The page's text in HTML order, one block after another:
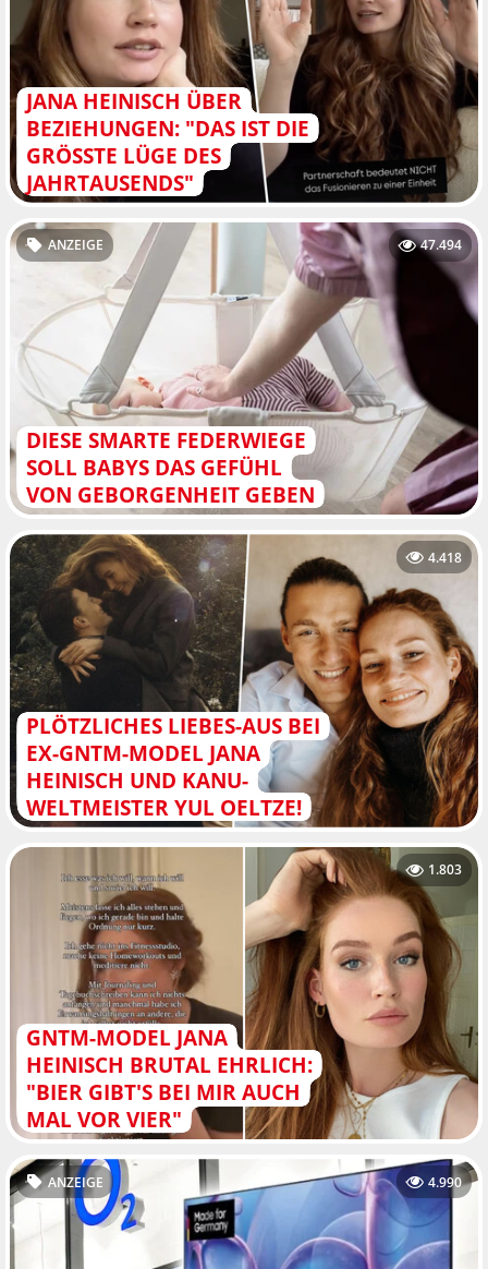
JANA HEINISCH ÜBER
BEZIEHUNGEN: "DAS IST DIE
GRÖSSTE LÜGE DES J
AHRTAUSENDS"
DIESE SMARTE FEDERWIEGE
SOLL BABYS DAS GEFÜHL
VON GEBORGENHEIT GEBEN
ANZEIGE 47.494
PLÖTZLICHES LIEBES-AUS BEI
EX-GNTM-MODEL JANA
HEINISCH UND KANU-
WELTMEISTER YUL OELTZE!
4.418
GNTM-MODEL JANA
HEINISCH BRUTAL EHRLICH:
"BIER GIBT'S BEI MIR AUCH
MAL VOR VIER"
1.803
ANZEIGE 4.990